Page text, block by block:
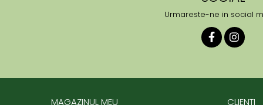
Urmareste-ne in social
MAGAZINUL MEU CLIENTI